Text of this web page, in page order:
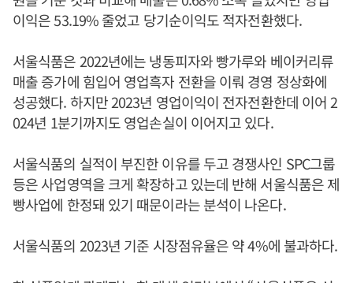
이익은 53.19% 줄었고 당기순이익도 적자전환했다.
서울식품은 2022년에는 냉동피자와 빵가루와 베이커리류
매출 증가에 힘입어 영업흑자 전환을 이뤄 경영 정상화에
성공했다. 하지만 2023년 영업이익이 전자전환한데 이어 2
024년 1분기까지도 영업손실이 이어지고 있다.
서울식품의 실적이 부진한 이유를 두고 경쟁사인 SPC그룹
등은 사업영역을 크게 확장하고 있는데 반해 서울식품은 제
빵사업에 한정돼 있기 때문이라는 분석이 나온다.
서울식품의 2023년 기준 시장점유율은 약 4%에 불과하다.